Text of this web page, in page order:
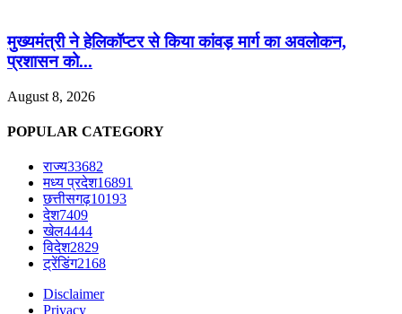
मुख्यमंत्री ने हेलिकॉप्टर से किया कांवड़ मार्ग का अवलोकन,
प्रशासन को...
August 8, 2026
POPULAR CATEGORY
राज्य33682
मध्य प्रदेश16891
छत्तीसगढ़10193
देश7409
खेल4444
विदेश2829
ट्रेंडिंग2168
Disclaimer
Privacy